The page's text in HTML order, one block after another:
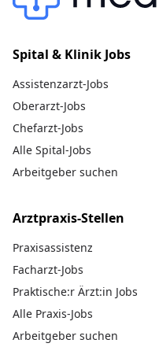
Spital & Klinik Jobs
Assistenzarzt-Jobs
Oberarzt-Jobs
Chefarzt-Jobs
Alle Spital-Jobs
Arbeitgeber suchen
Arztpraxis-Stellen
Praxisassistenz
Facharzt-Jobs
Praktische:r Ärzt:in Jobs
Alle Praxis-Jobs
Arbeitgeber suchen